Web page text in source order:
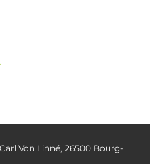
Von Linné, 26500 Bourg-